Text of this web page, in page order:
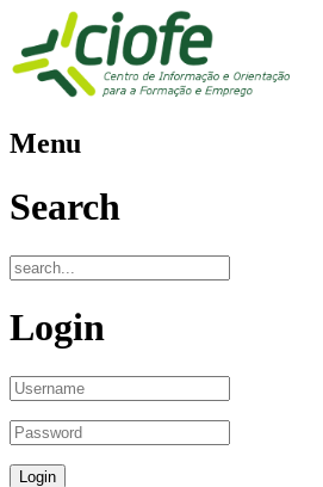
Menu
Search
Login